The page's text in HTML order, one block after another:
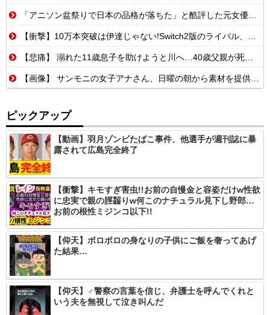
「アニソン盆祭りで日本の品格が落ちた」と酷評した元女優、「あんたが品格を語るのかよ！」と総ツッコミを食らってしまい……
【衝撃】10万本突破は伊達じゃない!Switch2版のライバル、まさかのSwitch版だったw
【悲痛】 溺れた11歳息子を助けようと川へ…40歳父親が死亡 息子は母親が救助 愛知
【画像】 サンモニの女子アナさん、日曜の朝から素材を提供してしまう
ピックアップ
【動画】羽月ゾンビたばこ事件、他選手が週刊誌に暴
露されて広島完全終了
【衝撃】キモすぎ害虫!!お前の自慢金と容姿だけw性欲
に忠実で親の脛齧りw何このナチュラル見下し野郎…
お前の根性ミジンコ以下!!
【仰天】ボロボロの身なりの子供にご飯を奢ってあげ
た結果…
【仰天】‍♂️警察の言葉を信じ、弁護士を呼んでくれと
いう夫を無視して泣き叫んだ